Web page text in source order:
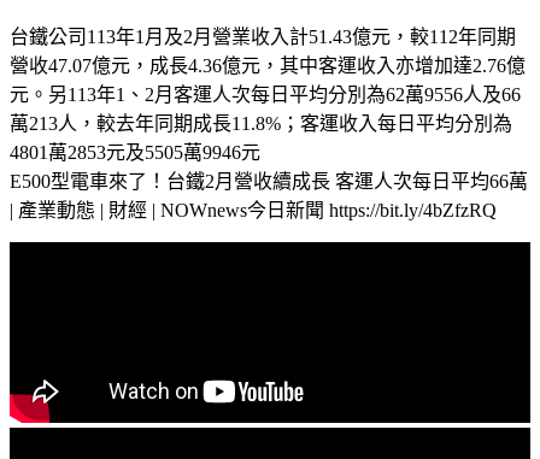
台鐵公司113年1月及2月營業收入計51.43億元，較112年同期
營收47.07億元，成長4.36億元，其中客運收入亦增加達2.76億
元。另113年1、2月客運人次每日平均分別為62萬9556人及66
萬213人，較去年同期成長11.8%；客運收入每日平均分別為
4801萬2853元及5505萬9946元
E500型電車來了！台鐵2月營收續成長 客運人次每日平均66萬
| 產業動態 | 財經 | NOWnews今日新聞 https://bit.ly/4bZfzRQ